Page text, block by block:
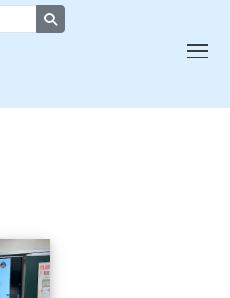
1140613閱讀是最好的班級